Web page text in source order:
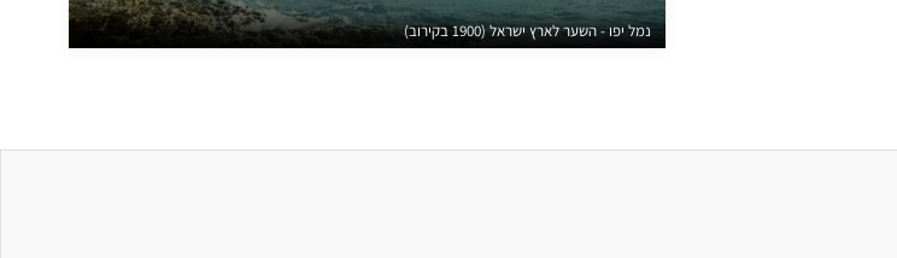
נמל יפו - השער לארץ ישראל (1900 בקירוב)